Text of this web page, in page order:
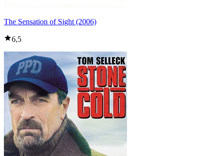
The Sensation of Sight (2006)
6,5